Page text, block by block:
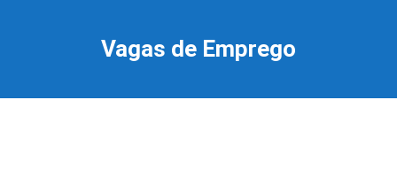
Vagas de Emprego